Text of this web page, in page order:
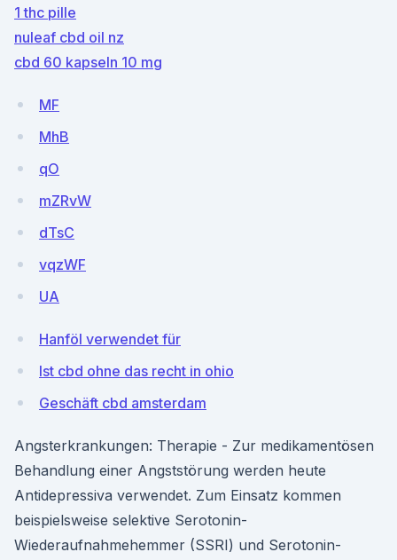
1 thc pille
nuleaf cbd oil nz
cbd 60 kapseln 10 mg
MF
MhB
qO
mZRvW
dTsC
vqzWF
UA
Hanföl verwendet für
Ist cbd ohne das recht in ohio
Geschäft cbd amsterdam
Angsterkrankungen: Therapie - Zur medikamentösen
Behandlung einer Angststörung werden heute
Antidepressiva verwendet. Zum Einsatz kommen
beispielsweise selektive Serotonin-
Wiederaufnahmehemmer (SSRI) und Serotonin-